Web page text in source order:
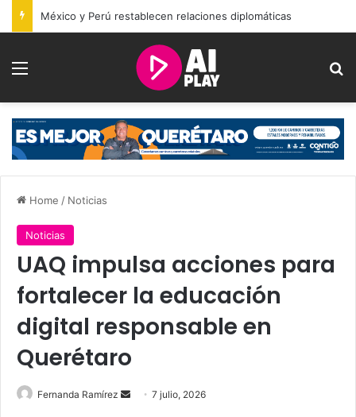
México y Perú restablecen relaciones diplomáticas
Menu
Home / Noticias
Noticias
UAQ impulsa acciones para
fortalecer la educación
digital responsable en
Querétaro
Fernanda Ramírez
Send7 julio, 2026